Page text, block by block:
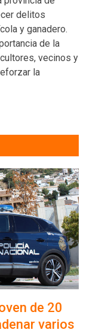
delitos
y ganadero.
de la
vecinos y
la
de 20
varios